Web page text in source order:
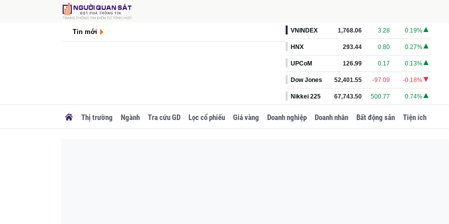
Tin mới VNINDEX 1,768.06 3.28 0.19%
HNX 293.44 0.80 0.27%
UPCoM 126.99 0.17 0.13%
Dow Jones 52,401.55 -97.09 -0.18%
Nikkei 225 67,743.50 500.77 0.74%
Thị trường Ngành Tra cứu GD Lọc cổ phiếu Giá vàng Doanh nghiệp Doanh nhân Bất động sản Tiện ích